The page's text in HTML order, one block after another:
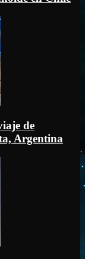
de
Argentina